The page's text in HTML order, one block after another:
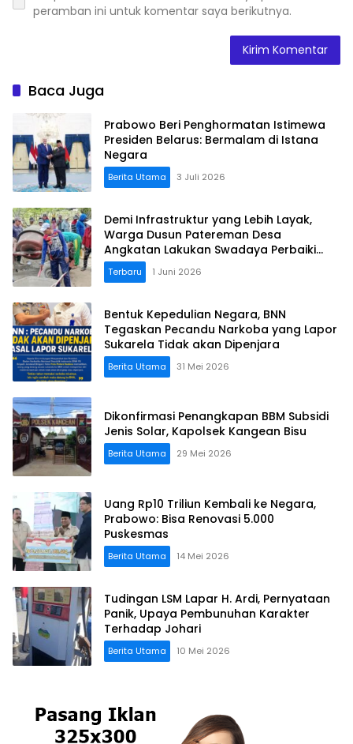
peramban ini untuk komentar saya berikutnya.
Baca Juga
Prabowo Beri Penghormatan Istimewa
Presiden Belarus: Bermalam di Istana
Negara
Berita Utama 3 Juli 2026
Demi Infrastruktur yang Lebih Layak,
Warga Dusun Patereman Desa
Angkatan Lakukan Swadaya Perbaiki
Jalan Rusak
Terbaru 1 Juni 2026
Bentuk Kepedulian Negara, BNN
Tegaskan Pecandu Narkoba yang Lapor
Sukarela Tidak akan Dipenjara
Berita Utama 31 Mei 2026
Dikonfirmasi Penangkapan BBM Subsidi
Jenis Solar, Kapolsek Kangean Bisu
Berita Utama 29 Mei 2026
Uang Rp10 Triliun Kembali ke Negara,
Prabowo: Bisa Renovasi 5.000
Puskesmas
Berita Utama 14 Mei 2026
Tudingan LSM Lapar H. Ardi, Pernyataan
Panik, Upaya Pembunuhan Karakter
Terhadap Johari
Berita Utama 10 Mei 2026